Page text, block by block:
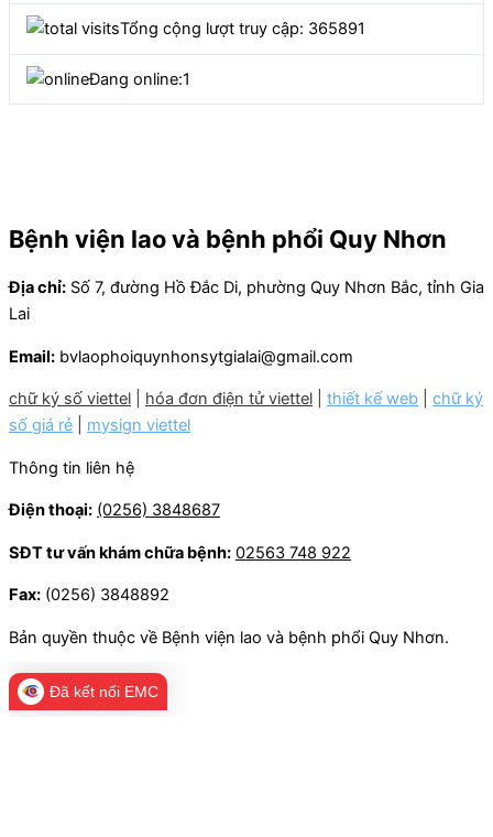
Tổng cộng lượt truy cập: 365891
Đang online:1
Bệnh viện lao và bệnh phổi Quy Nhơn
Địa chỉ: Số 7, đường Hồ Đắc Di, phường Quy Nhơn Bắc, tỉnh Gia
Lai
Email: bvlaophoiquynhonsytgialai@gmail.com
chữ ký số viettel hóa đơn điện tử viettel thiết kế web
chữ ký
số giá rẻ
mysign viettel
Thông tin liên hệ
Điện thoại: (0256) 3848687
SĐT tư vấn khám chữa bệnh: 02563 748 922
Fax: (0256) 3848892
Bản quyền thuộc về Bệnh viện lao và bệnh phổi Quy Nhơn.
Đã kết nối EMC